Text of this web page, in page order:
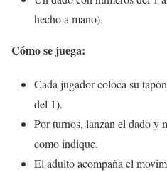
hecho a mano).
Cómo se juega:
Cada jugador coloca su
del 1).
Por turnos, lanzan el dado y
como indique.
El adulto acompaña el